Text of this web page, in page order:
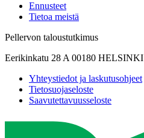
Ennusteet
Tietoa meistä
Pellervon taloustutkimus
Eerikinkatu 28 A 00180 HELSINKI
Yhteystiedot ja laskutusohjeet
Tietosuojaseloste
Saavutettavuusseloste